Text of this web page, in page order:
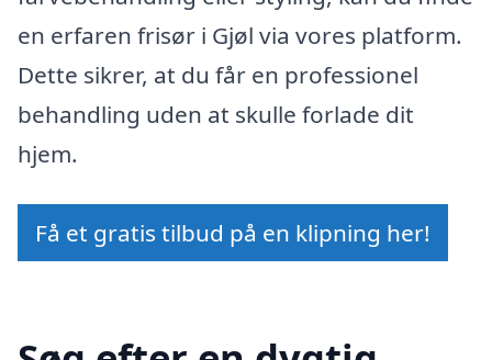
en erfaren frisør i Gjøl via vores platform.
Dette sikrer, at du får en professionel
behandling uden at skulle forlade dit
hjem.
Få et gratis tilbud på en klipning her!